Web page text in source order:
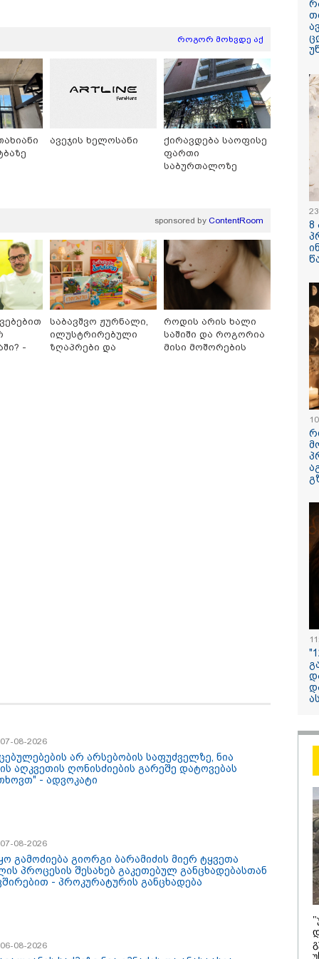
08-08-2026
ქალმა
რელიკვია,
ნაგავში
22:28 / 07-08-
სად
-
გმირები,
მტერი”
20:58 / 07-08-
"იპოვონ
ვისაც
გოგონა,
სახალხოდ
გიგა
ვრცელი
რას აცხადებს
დაკავშირებით?
ომი იქნებოდა" -
12:18 / 08-08-
ოკუპაცია
როგორ მოხვდე აქ
ავეჯის ხელოსანი
ქირავდება საოფისე
ფართი
საბურთალოზე
sponsored by ContentRoom
-
საბავშვო ჟურნალი,
ილუსტრირებული
ზღაპრები და
როდის არის ხალი
საშიში და როგორია
მისი მოშორების
08-2026
არ არსებობის საფუძველზე, ნია
აღკვეთის ღონისძიების გარეშე დატოვებას
- ადვოკატი
08-2026
გამოძიება გიორგი ბარამიძის მიერ ტყვეთა
პროცესის შესახებ გაკეთებულ განცხადებასთან
- პროკურატურის განცხადება
08-2026
8